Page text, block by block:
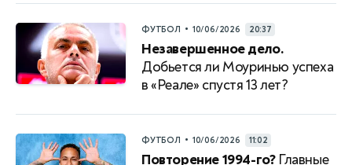
ФУТБОЛ • 10/06/2026 20:37
Незавершенное дело.
Добьется ли Моуринью успеха
в «Реале» спустя 13 лет?
ФУТБОЛ • 10/06/2026 11:02
Повторение 1994-го?Главные